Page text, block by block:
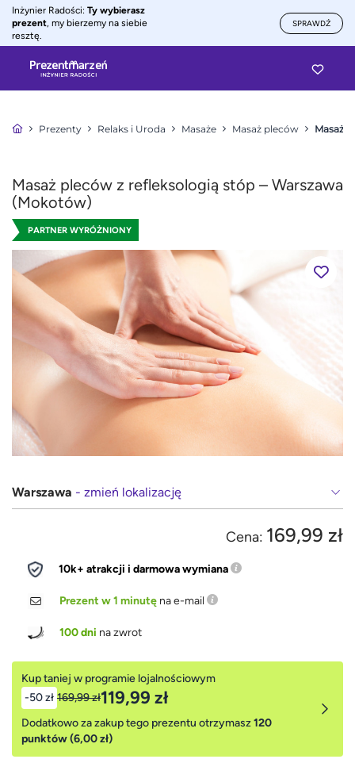
Inżynier Radości: Ty wybierasz
prezent, my bierzemy na siebie
resztę.
SPRAWDŹ
Prezenty Relaks i Uroda Masaże Masaż pleców Masaż
Masaż pleców z refleksologią stóp – Warszawa
(Mokotów)
PARTNER WYRÓŻNIONY
Warszawa - zmień lokalizację
Cena: 169,99 zł
10k+ atrakcji i darmowa wymiana
Prezent w 1 minutę na e-mail
100 dni na zwrot
Kup taniej w programie lojalnościowym
-50 zł 169,99 zł119,99 zł
Dodatkowo za zakup tego prezentu otrzymasz120
punktów (6,00 zł)